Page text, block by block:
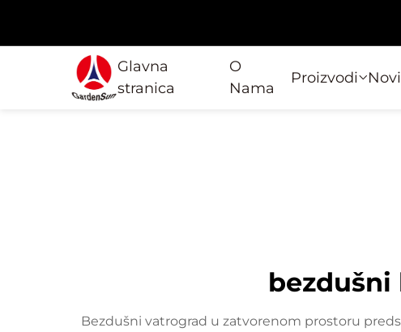
Glavna
stranica
O
Nama
Proizvodi
Bezdušni vatrograd u zatvorenom prostoru